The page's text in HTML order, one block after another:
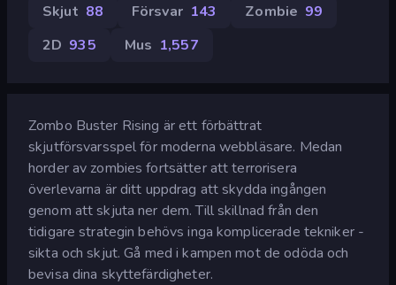
Skjut 88 Försvar 143 Zombie 99
2D 935 Mus 1,557
Zombo Buster Rising är ett förbättrat
skjutförsvarsspel för moderna webbläsare. Medan
horder av zombies fortsätter att terrorisera
överlevarna är ditt uppdrag att skydda ingången
genom att skjuta ner dem. Till skillnad från den
tidigare strategin behövs inga komplicerade tekniker -
sikta och skjut. Gå med i kampen mot de odöda och
bevisa dina skyttefärdigheter.